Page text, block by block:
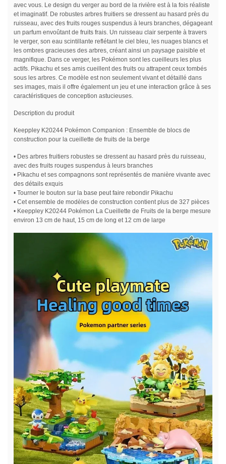
avec vous. Le design du verger au bord de la rivière est à la fois réaliste
et imaginatif. De robustes arbres fruitiers se dressent au hasard près du
ruisseau, avec des fruits rouges suspendus à leurs branches, dégageant
un parfum envoûtant de fruits frais. Un ruisseau clair serpente à travers
le verger, son eau scintillante reflétant le ciel bleu, les nuages blancs et
les ombres gracieuses des arbres, créant ainsi un paysage paisible et
magnifique. Dans ce verger, les Pokémon sont les cueilleurs les plus
actifs. Pikachu et ses amis cueillent des fruits ou attrapent ceux tombés
sous les arbres. Ce modèle est non seulement vivant et détaillé dans
ses images, mais il offre également un jeu et une interaction grâce à ses
caractéristiques de conception astucieuses.
Description du produit
Keeppley K20244 Pokémon Companion : Ensemble de blocs de
construction pour la cueillette de fruits de la berge
• Des arbres fruitiers robustes se dressent au hasard près du ruisseau,
avec des fruits rouges suspendus à leurs branches
• Pikachu et ses compagnons sont représentés de manière vivante avec
des détails exquis
• Tourner le bouton sur la base peut faire rebondir Pikachu
• Cet ensemble de modèles de construction contient plus de 327 pièces
• Keeppley K20244 Pokémon La Cueillette de Fruits de la berge mesure
environ 13 cm de haut, 15 cm de long et 12 cm de large